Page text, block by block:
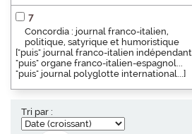
7
Concordia : journal franco-italien,
politique, satyrique et humoristique
["puis" journal franco-italien indépendant
"puis" organe franco-italien-espagnol...
"puis" journal polyglotte international...]
Tri par :